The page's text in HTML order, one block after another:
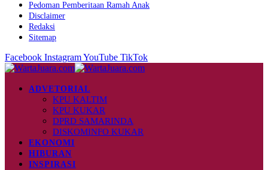
Pedoman Pemberitaan Ramah Anak
Disclaimer
Redaksi
Sitemap
Facebook InstagramYouTube TikTok
ADVETORIAL
KPU KALTIM
KPU KUKAR
DPRD SAMARINDA
DISKOMINFO KUKAR
EKONOMI
HIBURAN
INSPIRASI